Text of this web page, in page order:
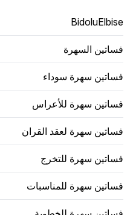
BidoluElbise
فساتين السهرة
فساتين سهرة سوداء
فساتين سهرة للأعراس
فساتين سهرة لعقد القران
فساتين سهرة للتخرج
فساتين سهرة للمناسبات